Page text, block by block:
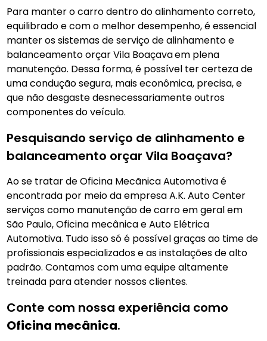
Para manter o carro dentro do alinhamento correto,
equilibrado e com o melhor desempenho, é essencial
manter os sistemas de serviço de alinhamento e
balanceamento orçar Vila Boaçavaem plena
manutenção. Dessa forma, é possível ter certeza de
uma condução segura, mais econômica, precisa, e
que não desgaste desnecessariamente outros
componentes do veículo.
Pesquisando serviço de alinhamento e
balanceamento orçar Vila Boaçava?
Ao se tratar de Oficina Mecãnica Automotiva é
encontrada por meio da empresa A.K. Auto Center
serviços como manutenção de carro em geral em
São Paulo, Oficina mecânica e Auto Elétrica
Automotiva. Tudo isso só é possível graças ao time de
profissionais especializados e as instalações de alto
padrão. Contamos com uma equipe altamente
treinada para atender nossos clientes.
Conte com nossa experiência como
Oficina mecânica.